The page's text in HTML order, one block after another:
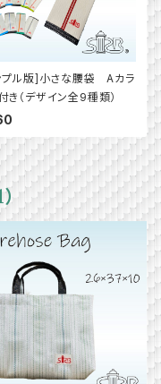
プル版]小さな腰袋 Aカラ
き（デザイン全9種類）